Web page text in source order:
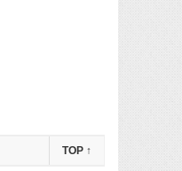
TOP ↑